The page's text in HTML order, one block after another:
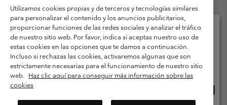
Condiciones de uso
Terminos de Venta
Garantía
Política de Privacidad
Términos y condiciones del programa de miembros
Términos De Uso Del Contenido Generado Por Los Usuarios
Impressum
Cookies Public CBCR
Utilizamos cookies propias y de terceros y tecnologías similares
para personalizar el contenido y los anuncios publicitarios,
proporcionar funciones de las redes sociales y analizar el tráfico
de nuestro sitio web. Por favor, indica si aceptas nuestro uso de
estas cookies en las opciones que te damos a continuación.
Incluso si rechazas las cookies, activaremos algunas que son
estrictamente necesarias para el funcionamiento de nuestro sitio
web. Haz clic aquí para conseguir más información sobre las
cookies
Selecciona tu país e idioma envío
Compras en línea disponibles